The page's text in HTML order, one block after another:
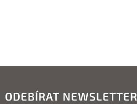
ODEBÍRAT NEWSLETTER